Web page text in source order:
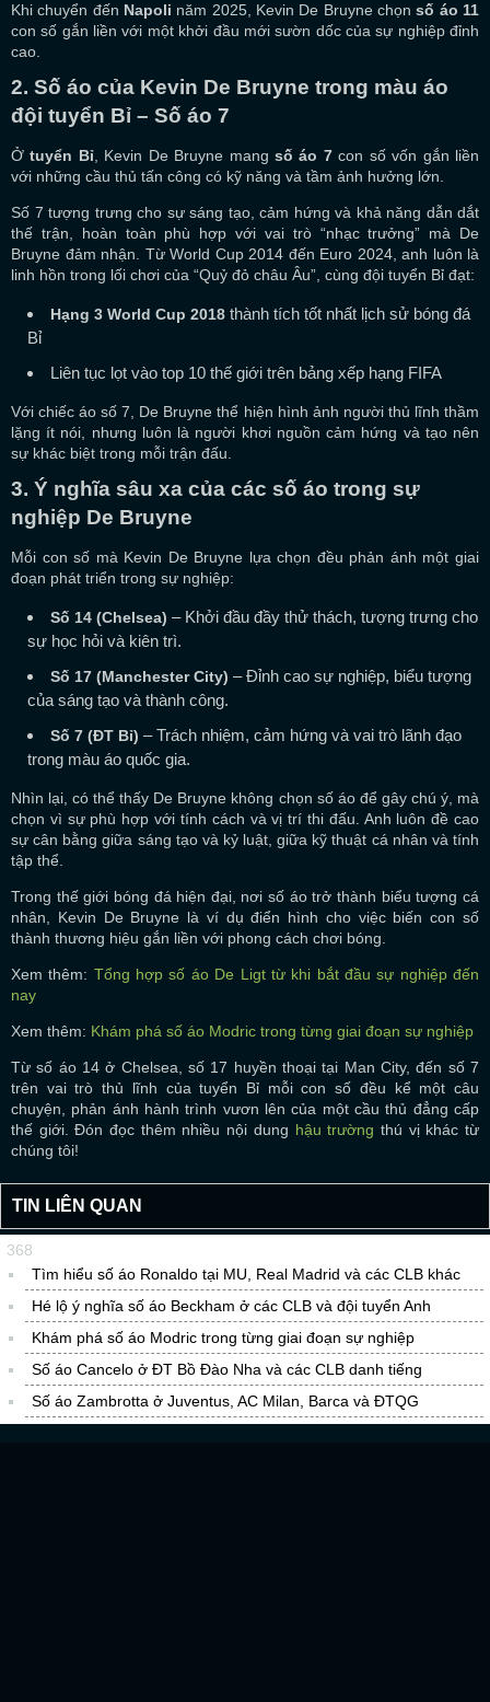
Khi chuyển đến Napoli năm 2025, Kevin De Bruyne chọnsố áo 11
con số gắn liền với một khởi đầu mới sườn dốc của sự nghiệp đỉnh
cao.
2. Số áo của Kevin De Bruyne trong màu áo
đội tuyển Bỉ – Số áo 7
Ởtuyển Bỉ, Kevin De Bruyne mangsố áo 7con số vốn gắn liền
với những cầu thủ tấn công có kỹ năng và tầm ảnh hưởng lớn.
Số 7 tượng trưng cho sự sáng tạo, cảm hứng và khả năng dẫn dắt
thế trận, hoàn toàn phù hợp với vai trò “nhạc trưởng” mà De
Bruyne đảm nhận. Từ World Cup 2014 đến Euro 2024, anh luôn là
linh hồn trong lối chơi của “Quỷ đỏ châu Âu”, cùng đội tuyển Bỉ đạt:
Hạng 3 World Cup 2018 thành tích tốt nhất lịch sử bóng đá
Bỉ
Liên tục lọt vào top 10 thế giới trên bảng xếp hạng FIFA
Với chiếc áo số 7, De Bruyne thể hiện hình ảnh người thủ lĩnh thầm
lặng ít nói, nhưng luôn là người khơi nguồn cảm hứng và tạo nên
sự khác biệt trong mỗi trận đấu.
3. Ý nghĩa sâu xa của các số áo trong sự
nghiệp De Bruyne
Mỗi con số mà Kevin De Bruyne lựa chọn đều phản ánh một giai
đoạn phát triển trong sự nghiệp:
Số 14 (Chelsea) – Khởi đầu đầy thử thách, tượng trưng cho
sự học hỏi và kiên trì.
Số 17 (Manchester City) – Đỉnh cao sự nghiệp, biểu tượng
của sáng tạo và thành công.
Số 7 (ĐT Bỉ) – Trách nhiệm, cảm hứng và vai trò lãnh đạo
trong màu áo quốc gia.
Nhìn lại, có thể thấy De Bruyne không chọn số áo để gây chú ý, mà
chọn vì sự phù hợp với tính cách và vị trí thi đấu. Anh luôn đề cao
sự cân bằng giữa sáng tạo và kỷ luật, giữa kỹ thuật cá nhân và tính
tập thể.
Trong thế giới bóng đá hiện đại, nơi số áo trở thành biểu tượng cá
nhân, Kevin De Bruyne là ví dụ điển hình cho việc biến con số
thành thương hiệu gắn liền với phong cách chơi bóng.
Xem thêm: Tổng hợp số áo De Ligt từ khi bắt đầu sự nghiệp đến
nay
Xem thêm: Khám phá số áo Modric trong từng giai đoạn sự nghiệp
Từ số áo 14 ở Chelsea, số 17 huyền thoại tại Man City, đến số 7
trên vai trò thủ lĩnh của tuyển Bỉ mỗi con số đều kể một câu
chuyện, phản ánh hành trình vươn lên của một cầu thủ đẳng cấp
thế giới. Đón đọc thêm nhiều nội dung hậu trường thú vị khác từ
chúng tôi!
TIN LIÊN QUAN
368
Tìm hiểu số áo Ronaldo tại MU, Real Madrid và các CLB khác
Hé lộ ý nghĩa số áo Beckham ở các CLB và đội tuyển Anh
Khám phá số áo Modric trong từng giai đoạn sự nghiệp
Số áo Cancelo ở ĐT Bồ Đào Nha và các CLB danh tiếng
Số áo Zambrotta ở Juventus, AC Milan, Barca và ĐTQG